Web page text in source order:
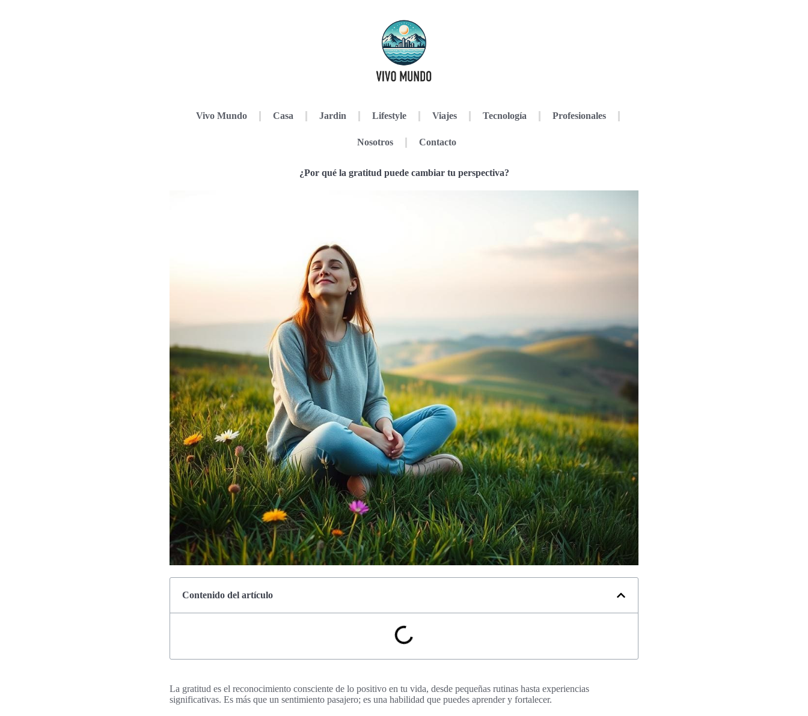
Vivo Mundo Casa Jardin Lifestyle Viajes Tecnología Profesionales
Nosotros Contacto
¿Por qué la gratitud puede cambiar tu perspectiva?
Contenido del artículo
La gratitud es el reconocimiento consciente de lo positivo en tu vida, desde pequeñas rutinas hasta experiencias
significativas. Es más que un sentimiento pasajero; es una habilidad que puedes aprender y fortalecer.